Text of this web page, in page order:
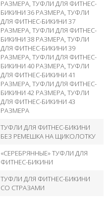
РАЗМЕРА, ТУФЛИ ДЛЯ ФИТНЕС-
БИКИНИ 36 РАЗМЕРА, ТУФЛИ
ДЛЯ ФИТНЕС-БИКИНИ 37
РАЗМЕРА, ТУФЛИ ДЛЯ ФИТНЕС-
БИКИНИ 38 РАЗМЕРА, ТУФЛИ
ДЛЯ ФИТНЕС-БИКИНИ 39
РАЗМЕРА, ТУФЛИ ДЛЯ ФИТНЕС-
БИКИНИ 40 РАЗМЕРА, ТУФЛИ
ДЛЯ ФИТНЕС-БИКИНИ 41
РАЗМЕРА, ТУФЛИ ДЛЯ ФИТНЕС-
БИКИНИ 42 РАЗМЕРА, ТУФЛИ
ДЛЯ ФИТНЕС-БИКИНИ 43
РАЗМЕРА
ТУФЛИ ДЛЯ ФИТНЕС-БИКИНИ
БЕЗ РЕМЕШКА НА ЩИКОЛОТКУ
«СЕРЕБРЯННЫЕ» ТУФЛИ ДЛЯ
ФИТНЕС-БИКИНИ
ТУФЛИ ДЛЯ ФИТНЕС-БИКИНИ
СО СТРАЗАМИ